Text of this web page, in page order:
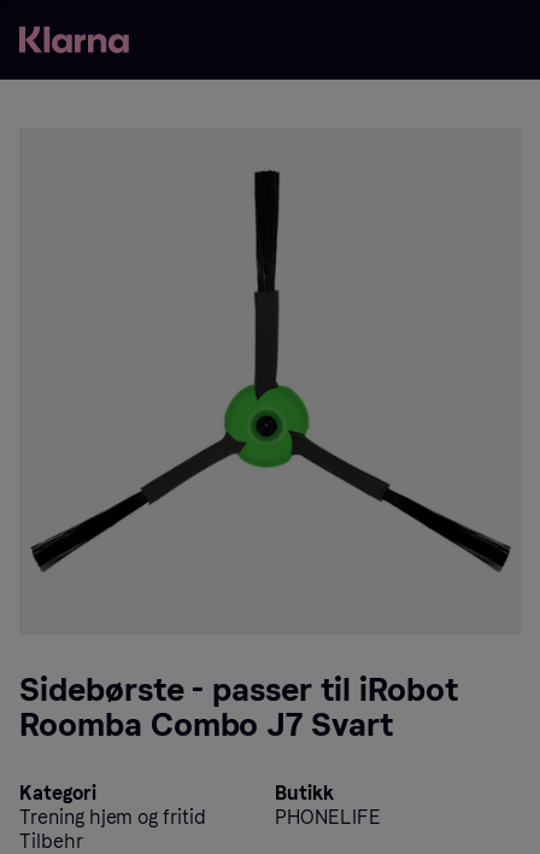
Sidebørste - passer til iRobot
Roomba Combo J7 Svart
Kategori
Trening hjem og fritid
Tilbehr
Butikk
PHONELIFE